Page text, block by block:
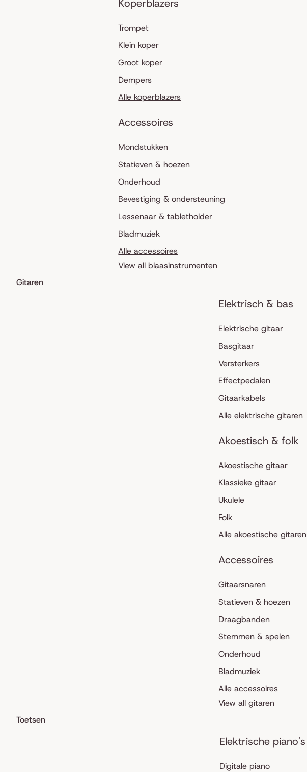
Koperblazers
Trompet
Klein koper
Groot koper
Dempers
Alle koperblazers
Accessoires
Mondstukken
Statieven & hoezen
Onderhoud
Bevestiging & ondersteuning
Lessenaar & tabletholder
Bladmuziek
Alle accessoires
View all blaasinstrumenten
Gitaren
Elektrisch & bas
Elektrische gitaar
Basgitaar
Versterkers
Effectpedalen
Gitaarkabels
Alle elektrische gitaren
Akoestisch & folk
Akoestische gitaar
Klassieke gitaar
Ukulele
Folk
Alle akoestische gitaren
Accessoires
Gitaarsnaren
Statieven & hoezen
Draagbanden
Stemmen & spelen
Onderhoud
Bladmuziek
Alle accessoires
View all gitaren
Toetsen
Elektrische piano's
Digitale piano